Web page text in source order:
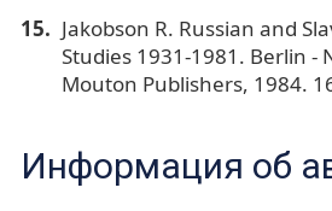
Jakobson R. Russian and
Studies 1931-1981. Berlin -
Mouton Publishers, 1984.
Информация об